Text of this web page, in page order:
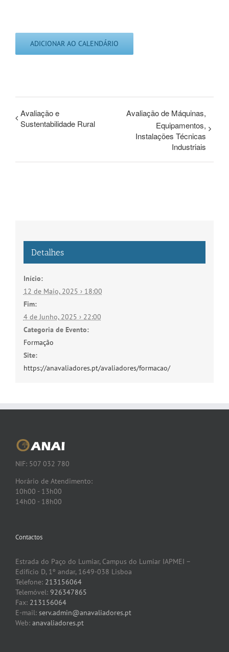
ADICIONAR AO CALENDÁRIO
Avaliação e
Sustentabilidade Rural
Avaliação de Máquinas,
Equipamentos,
Instalações Técnicas
Industriais
Detalhes
Início:
12 de Maio, 2025 › 18:00
Fim:
4 de Junho, 2025 › 22:00
Categoria de Evento:
Formação
Site:
https://anavaliadores.pt/avaliadores/formacao/
NIF: 507 032 780
Horário de Atendimento:
10h00 - 13h00
14h00 - 18h00
Contactos
Estrada do Paço do Lumiar, Campus do Lumiar IAPMEI –
Edifício D, 1º andar, 1649-038 Lisboa
Telefone: 213156064
Telemóvel: 926347865
Fax: 213156064
E-mail: serv.admin@anavaliadores.pt
Web: anavaliadores.pt